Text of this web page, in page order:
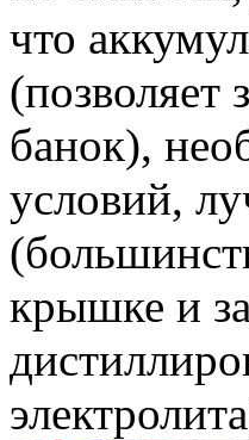
что
(позволяет
банок),
условий,
крышке и